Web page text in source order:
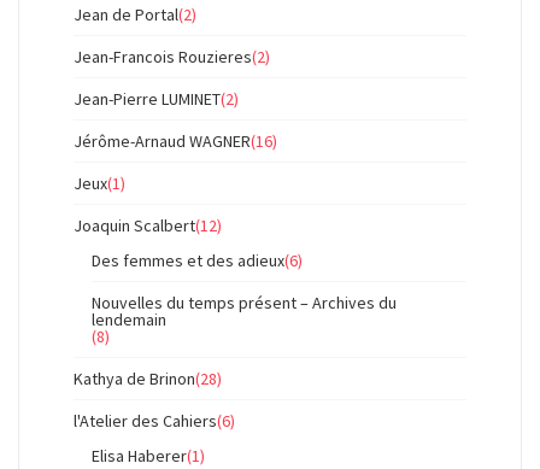
Jean de Portal(2)
Jean-Francois Rouzieres(2)
Jean-Pierre LUMINET(2)
Jérôme-Arnaud WAGNER(16)
Jeux(1)
Joaquin Scalbert(12)
Des femmes et des adieux(6)
Nouvelles du temps présent – Archives du
lendemain
(8)
Kathya de Brinon(28)
l'Atelier des Cahiers(6)
Elisa Haberer(1)